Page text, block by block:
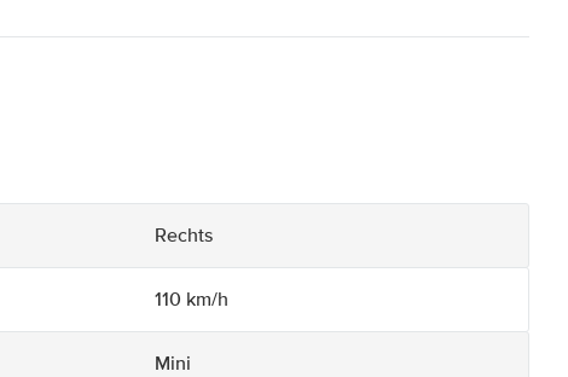
Rechts
110 km/h
Mini